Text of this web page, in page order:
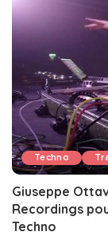
Techno
Giuseppe
Recordings
Techno